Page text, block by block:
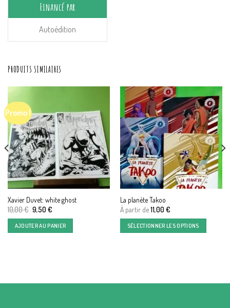
Financé par
Autoédition
PRODUITS SIMILAIRES
Promo !
Xavier Duvet: white ghost
10,00€ Le
prix
initial
était :
10,00 €.
9,50€Le
actuel
est :
9,50 €.
AJOUTER AU PANIER
La planète Takoo
À partir de11,00€
SÉLECTIONNER LES OPTIONS